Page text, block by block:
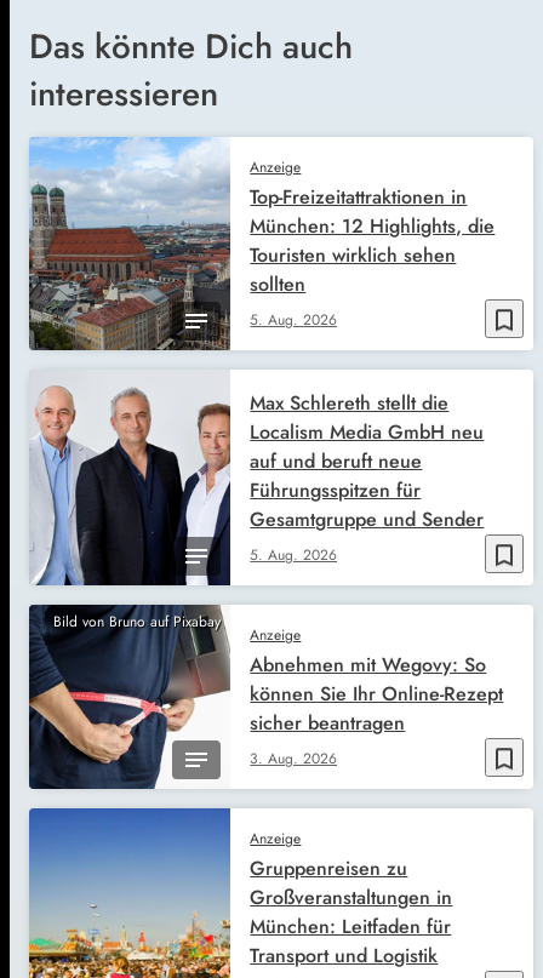
Das könnte Dich auch
interessieren
bookmark_border
Anzeige
5. Aug. 2026
Top-Freizeitattraktionen in
München: 12 Highlights, die
Touristen wirklich sehen
sollten
bookmark_border
5. Aug. 2026
Max Schlereth stellt die
Localism Media GmbH neu
auf und beruft neue
Führungsspitzen für
Gesamtgruppe und Sender
Bild von Bruno auf Pixabay
bookmark_border
Anzeige
3. Aug. 2026
Abnehmen mit Wegovy: So
können Sie Ihr Online-Rezept
sicher beantragen
Anzeige
Gruppenreisen zu
Großveranstaltungen in
München: Leitfaden für
Transport und Logistik